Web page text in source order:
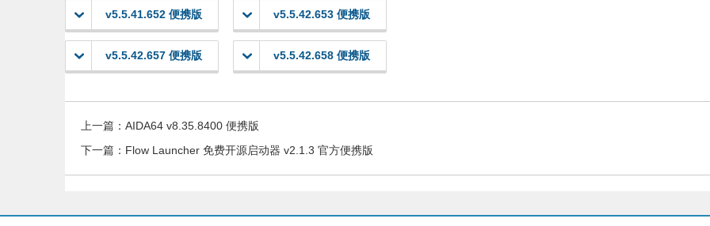
v5.5.41.652 便携版 v5.5.42.653 便携版
v5.5.42.657 便携版 v5.5.42.658 便携版
上一篇： AIDA64 v8.35.8400 便携版
下一篇： Flow Launcher 免费开源启动器 v2.1.3 官方便携版